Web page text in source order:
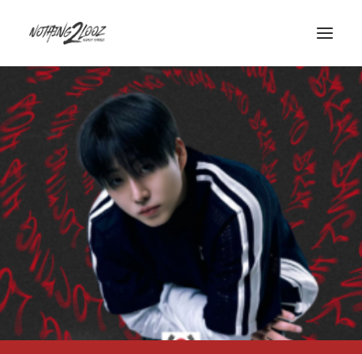
ACCUEIL
LE CONCEPT
GUEST
QUALIFIERS
HISTORY
INFOS/CONTACT
PARTENAIRES